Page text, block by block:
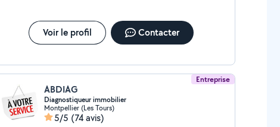
Voir le profil Contacter
Entreprise
ABDIAG
Diagnostiqueur immobilier
Montpellier (Les Tours)
5/5 (74 avis)